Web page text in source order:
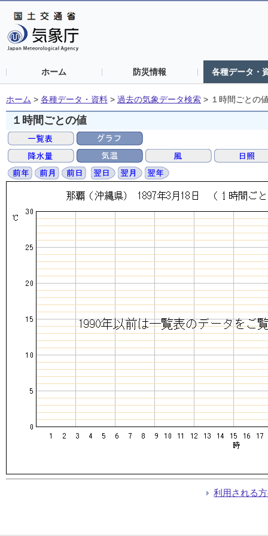
ホーム 防災情報 各種データ・
ホーム > 各種データ・資料 > 過去の気象データ検索 > １時間ごとの
１時間ごとの値
利用される